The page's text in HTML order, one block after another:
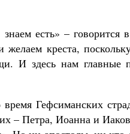
знаем есть» –
креста,
И здесь нам
Гефсиманских
– Петра, Иоанна и